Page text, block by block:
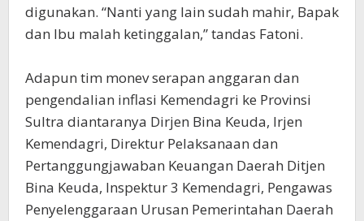
digunakan. “Nanti yang lain sudah mahir, Bapak
dan Ibu malah ketinggalan,” tandas Fatoni.
Adapun tim monev serapan anggaran dan
pengendalian inflasi Kemendagri ke Provinsi
Sultra diantaranya Dirjen Bina Keuda, Irjen
Kemendagri, Direktur Pelaksanaan dan
Pertanggungjawaban Keuangan Daerah Ditjen
Bina Keuda, Inspektur 3 Kemendagri, Pengawas
Penyelenggaraan Urusan Pemerintahan Daerah